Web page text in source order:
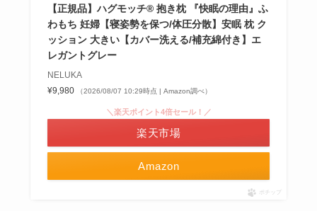
【正規品】ハグモッチ® 抱き枕 『快眠の理由』ふ
わもち 妊婦【寝姿勢を保つ/体圧分散】安眠 枕 ク
ッション 大きい【カバー洗える/補充綿付き】エ
レガントグレー
NELUKA
¥9,980
（2026/08/07 10:29時点 | Amazon調べ）
Amazon
＼楽天ポイント4倍セール！／
楽天市場
ポチップ